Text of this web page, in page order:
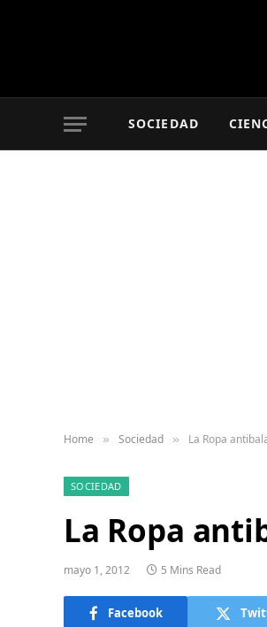
SOCIEDAD
Home » Sociedad » La Ropa
SOCIEDAD
La Ropa
mayo 1, 2012 5 Mins Read
Facebook